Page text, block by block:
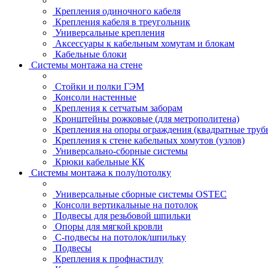
Крепления одиночного кабеля
Крепления кабеля в треугольник
Универсальные крепления
Аксессуары к кабельным хомутам и блокам
Кабельные блоки
Системы монтажа на стене
Стойки и полки ГЭМ
Консоли настенные
Крепления к сетчатым заборам
Кронштейны рожковые (для метрополитена)
Крепления на опоры ограждения (квадратные
Крепления к стене кабельных хомутов (узлов)
Универсально-сборные системы
Крюки кабельные КК
Системы монтажа к полу/потолку
Универсальные сборные системы OSTEC
Консоли вертикальные на потолок
Подвесы для резьбовой шпильки
Опоры для мягкой кровли
С-подвесы на потолок/шпильку
Подвесы
Крепления к профнастилу